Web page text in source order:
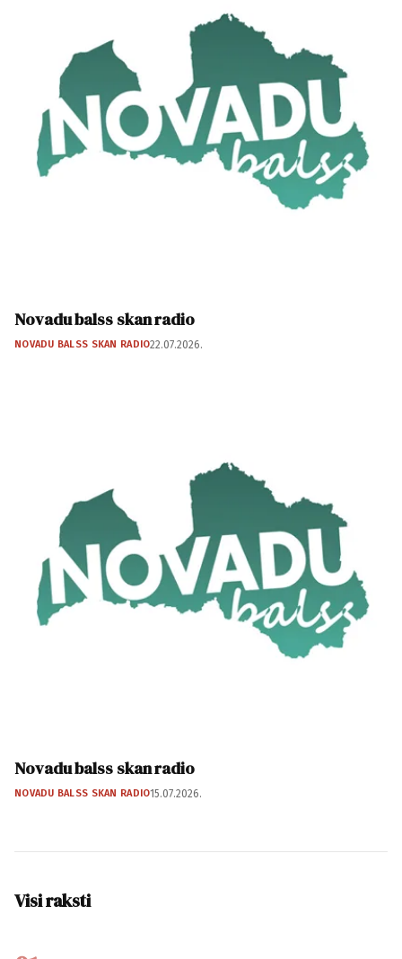
Novadu balss skan radio
NOVADU BALSS SKAN RADIO22.07.2026.
Novadu balss skan radio
NOVADU BALSS SKAN RADIO15.07.2026.
Visi raksti